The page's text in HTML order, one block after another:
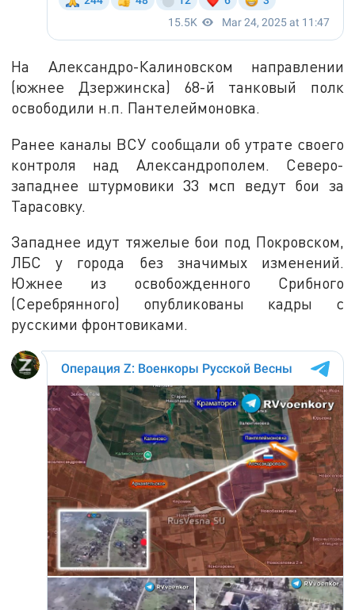
На Александро-Калиновском направлении
(южнее Дзержинска) 68-й танковый полк
освободили н.п. Пантелеймоновка.
Ранее каналы ВСУ сообщали об утрате своего
контроля над Александрополем. Северо-
западнее штурмовики 33 мсп ведут бои за
Тарасовку.
Западнее идут тяжелые бои под Покровском,
ЛБС у города без значимых изменений.
Южнее из освобожденного Срибного
(Серебрянного) опубликованы кадры с
русскими фронтовиками.